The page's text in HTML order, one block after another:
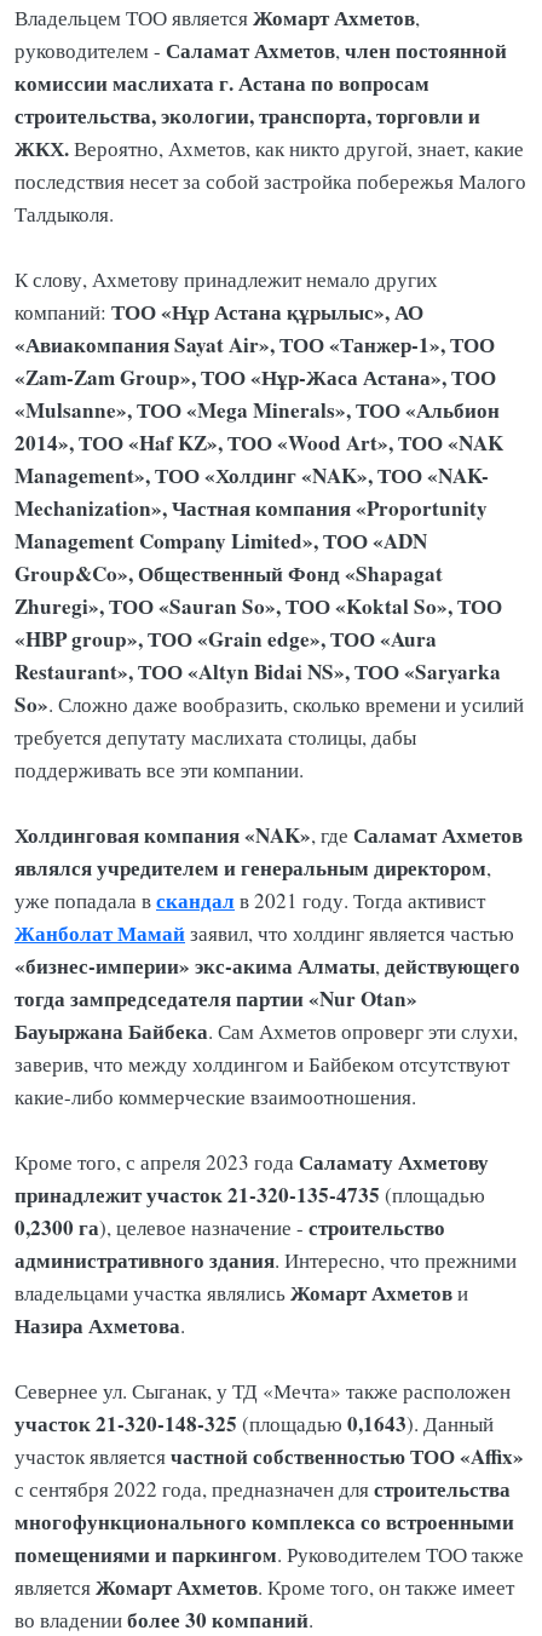
Владельцем ТОО являетсяЖомарт Ахметов,
руководителем - Саламат Ахметов, член постоянной
комиссии маслихата г. Астана по вопросам
строительства, экологии, транспорта, торговли и
ЖКХ.Вероятно, Ахметов, как никто другой, знает, какие
последствия несет за собой застройка побережья Малого
Талдыколя.
К слову, Ахметову принадлежит немало других
компаний: ТОО «Нұр Астана құрылыс», АО
«Авиакомпания Sayat Air», ТОО «Танжер-1», ТОО
«Zam-Zam Group», ТОО «Нұр-Жаса Астана», ТОО
«Mulsanne», ТОО «Mega Minerals», ТОО «Альбион
2014», ТОО «Haf KZ», ТОО «Wood Art», ТОО «NAK
Management», ТОО «Холдинг «NAK», ТОО «NAK-
Mechanization», Частная компания «Proportunity
Management Company Limited», ТОО «ADN
Group&Co», Общественный Фонд «Shapagat
Zhuregi», ТОО «Sauran So», ТОО «Koktal So», ТОО
«HBP group», ТОО «Grain edge», ТОО «Aura
Restaurant», ТОО «Altyn Bidai NS», ТОО «Saryarka
So». Сложно даже вообразить, сколько времени и усилий
требуется депутату маслихата столицы, дабы
поддерживать все эти компании.
Холдинговая компания «NAK», где СаламатАхметов
являлся учредителем и генеральным директором,
уже попадала вскандал в 2021 году. Тогда активист
Жанболат Мамайзаявил, что холдинг является частью
«бизнес-империи» экс-акима Алматы, действующего
тогда зампредседателя партии «Nur Otan»
Бауыржана Байбека. Сам Ахметов опроверг эти слухи,
заверив, что между холдингом и Байбеком отсутствуют
какие-либо коммерческие взаимоотношения.
Кроме того, с апреля 2023 года Саламату Ахметову
принадлежит участок 21-320-135-4735 (площадью
0,2300 га), целевое назначение - строительство
административного здания. Интересно, что прежними
владельцами участка являлисьЖомарт Ахметови
Назира Ахметова.
Севернее ул. Сыганак, у ТД «Мечта» также расположен
участок 21-320-148-325 (площадью 0,1643). Данный
участок являетсячастной собственностью ТОО «Affix»
с сентября 2022 года, предназначен длястроительства
многофункционального комплекса со встроенными
помещениями и паркингом. Руководителем ТОО также
являетсяЖомарт Ахметов. Кроме того, он также имеет
во владенииболее 30 компаний.